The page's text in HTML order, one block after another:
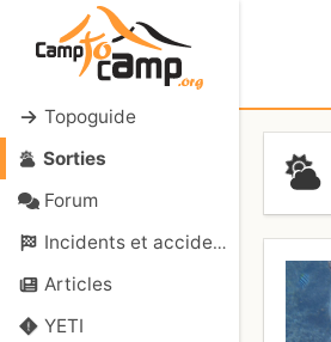
Topoguide
Sorties
Forum
Incidents et accidents
Articles
YETI